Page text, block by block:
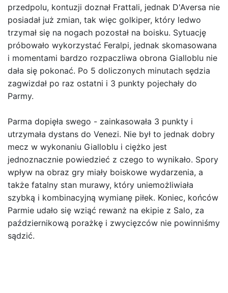
przedpolu, kontuzji doznał Frattali, jednak D'Aversa nie
posiadał już zmian, tak więc golkiper, który ledwo
trzymał się na nogach pozostał na boisku. Sytuację
próbowało wykorzystać Feralpi, jednak skomasowana
i momentami bardzo rozpaczliwa obrona Gialloblu nie
dała się pokonać. Po 5 doliczonych minutach sędzia
zagwizdał po raz ostatni i 3 punkty pojechały do
Parmy.
Parma dopięła swego - zainkasowała 3 punkty i
utrzymała dystans do Venezi. Nie był to jednak dobry
mecz w wykonaniu Gialloblu i ciężko jest
jednoznacznie powiedzieć z czego to wynikało. Spory
wpływ na obraz gry miały boiskowe wydarzenia, a
także fatalny stan murawy, który uniemożliwiała
szybką i kombinacyjną wymianę piłek. Koniec, końców
Parmie udało się wziąć rewanż na ekipie z Salo, za
październikową porażkę i zwycięzców nie powinniśmy
sądzić.